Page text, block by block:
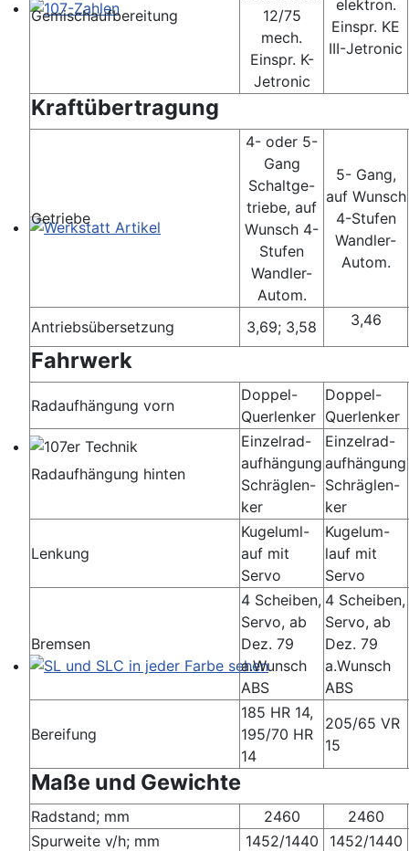
107er Technik
SL und SLC in jeder Farbe sehen
Gemischaufbereitung
12/75
mech.
Einspr. K-
Jetronic
elektron.
Einspr. KE
III-Jetronic
Kraftübertragung
Getriebe
4- oder 5-
Gang
Schaltge-
triebe, auf
Wunsch 4-
Stufen
Wandler-
Autom.
5- Gang,
auf Wunsch
4-Stufen
Wandler-
Autom.
Antriebsübersetzung 3,69; 3,58 3,46
Fahrwerk
Radaufhängung vorn
Doppel-
Querlenker
Doppel-
Querlenker
Radaufhängung hinten
Einzelrad-
aufhängung
Schräglen-
ker
Einzelrad-
aufhängung
Schräglen-
ker
Lenkung
Kugeluml-
auf mit
Servo
Kugelum-
lauf mit
Servo
Bremsen
4 Scheiben,
Servo, ab
Dez. 79
a.Wunsch
ABS
4 Scheiben,
Servo, ab
Dez. 79
a.Wunsch
ABS
Bereifung
185 HR 14,
195/70 HR
14
205/65 VR
15
Maße und Gewichte
Radstand; mm 2460
2460
Spurweite v/h; mm
1452/1440
1452/1440